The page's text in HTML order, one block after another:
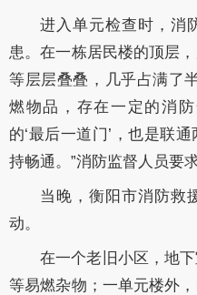
进入单元检查时，消
患。在一栋居民楼的顶层
等层层叠叠，几乎占满了
燃物品，存在一定的消
的‘最后一道门’，也是联
持畅通。”消防监督人员要
当晚，衡阳市消防救
动。
在一个老旧小区，地
等易燃杂物；一单元楼外